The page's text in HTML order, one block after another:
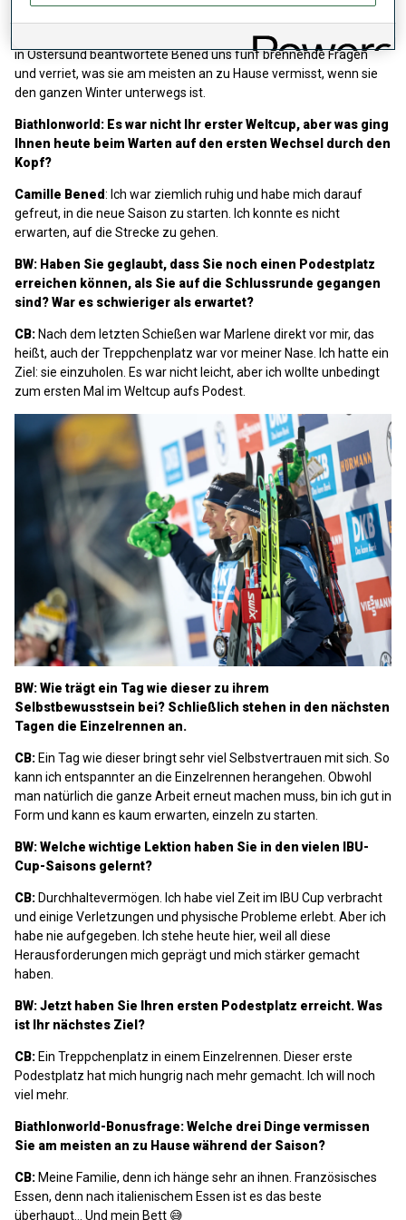
Wenige Stunden nach ihrer Heldentat in der Single-Mixed-Staffel
in Östersund beantwortete Bened uns fünf brennende Fragen
und verriet, was sie am meisten an zu Hause vermisst, wenn sie
den ganzen Winter unterwegs ist.
Biathlonworld: Es war nicht Ihr erster Weltcup, aber was ging
Ihnen heute beim Warten auf den ersten Wechsel durch den
Kopf?
Camille Bened: Ich war ziemlich ruhig und habe mich darauf
gefreut, in die neue Saison zu starten. Ich konnte es nicht
erwarten, auf die Strecke zu gehen.
BW: Haben Sie geglaubt, dass Sie noch einen Podestplatz
erreichen können, als Sie auf die Schlussrunde gegangen
sind? War es schwieriger als erwartet?
CB: Nach dem letzten Schießen war Marlene direkt vor mir, das
heißt, auch der Treppchenplatz war vor meiner Nase. Ich hatte ein
Ziel: sie einzuholen. Es war nicht leicht, aber ich wollte unbedingt
zum ersten Mal im Weltcup aufs Podest.
BW: Wie trägt ein Tag wie dieser zu ihrem
Selbstbewusstsein bei? Schließlich stehen in den nächsten
Tagen die Einzelrennen an.
CB: Ein Tag wie dieser bringt sehr viel Selbstvertrauen mit sich. So
kann ich entspannter an die Einzelrennen herangehen. Obwohl
man natürlich die ganze Arbeit erneut machen muss, bin ich gut in
Form und kann es kaum erwarten, einzeln zu starten.
BW: Welche wichtige Lektion haben Sie in den vielen IBU-
Cup-Saisons gelernt?
CB: Durchhaltevermögen. Ich habe viel Zeit im IBU Cup verbracht
und einige Verletzungen und physische Probleme erlebt. Aber ich
habe nie aufgegeben. Ich stehe heute hier, weil all diese
Herausforderungen mich geprägt und mich stärker gemacht
haben.
BW: Jetzt haben Sie Ihren ersten Podestplatz erreicht. Was
ist Ihr nächstes Ziel?
CB: Ein Treppchenplatz in einem Einzelrennen. Dieser erste
Podestplatz hat mich hungrig nach mehr gemacht. Ich will noch
viel mehr.
Biathlonworld-Bonusfrage: Welche drei Dinge vermissen
Sie am meisten an zu Hause während der Saison?
CB: Meine Familie, denn ich hänge sehr an ihnen. Französisches
Essen, denn nach italienischem Essen ist es das beste
überhaupt… Und mein Bett 😅